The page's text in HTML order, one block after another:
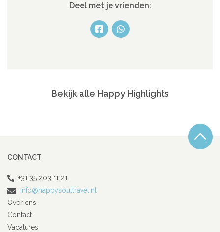
Deel met je vrienden:
Bekijk alle Happy Highlights
CONTACT
+31 35 203 11 21
info@happysoultravel.nl
Over ons
Contact
Vacatures